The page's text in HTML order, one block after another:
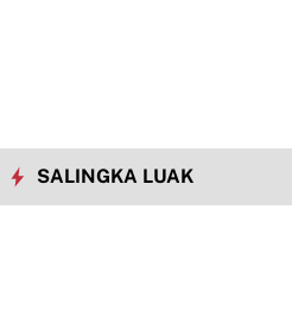
SALINGKA LUAK